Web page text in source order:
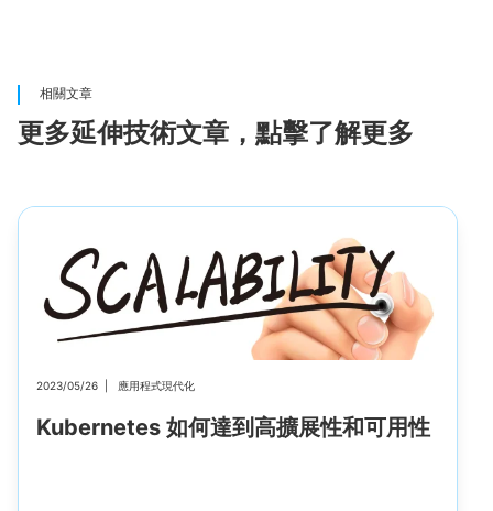
相關文章
更多延伸技術文章，點擊了解更多
2023/05/26 應用程式現代化
Kubernetes 如何達到高擴展性和可用性